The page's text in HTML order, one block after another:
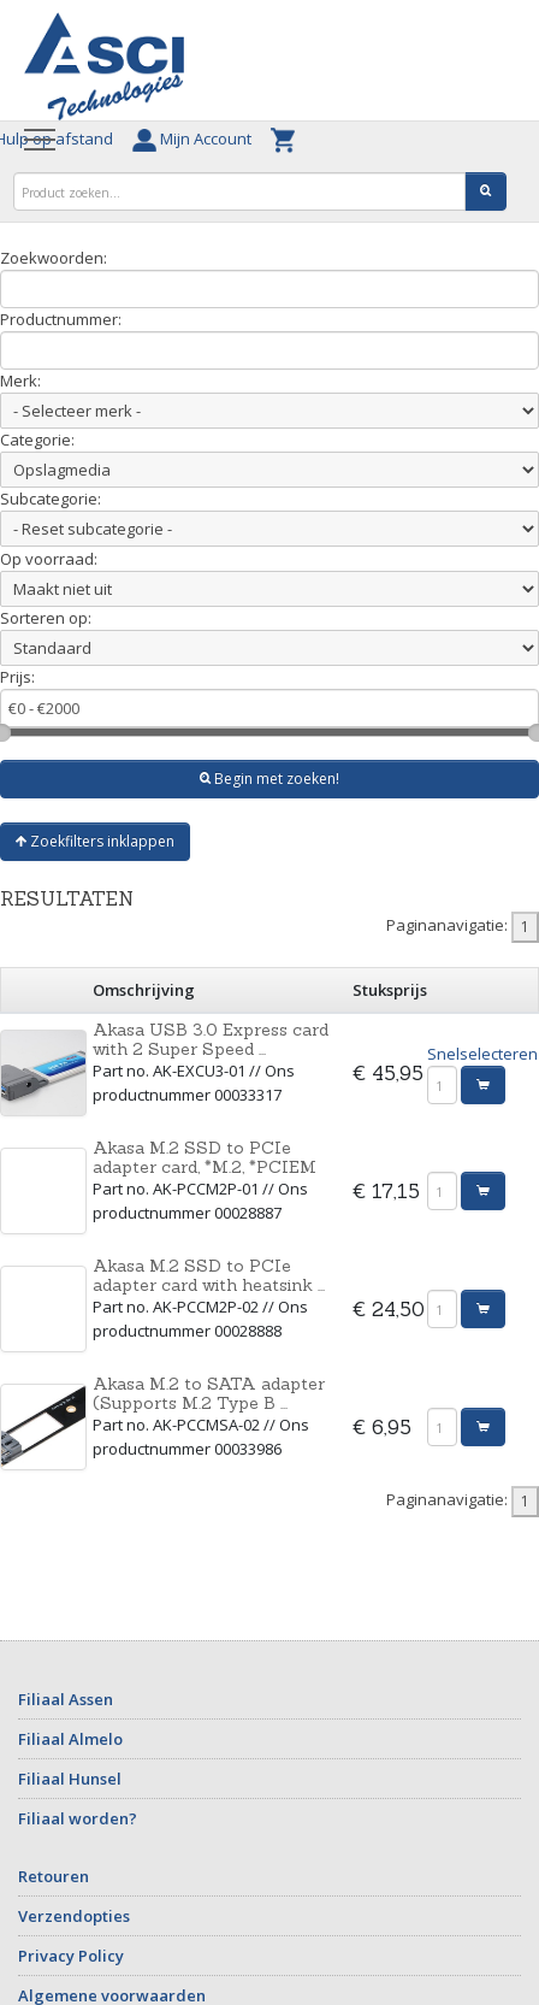
op afstand Mijn Account
Zoekwoorden:
Productnummer:
Merk:
Categorie:
Subcategorie:
Op voorraad:
Sorteren op:
Prijs:
Begin met zoeken!
Zoekfilters inklappen
RESULTATEN
Paginanavigatie:
Omschrijving
Stuksprijs
Akasa USB 3.0 Express card
with 2 Super Speed ...
Part no. AK-EXCU3-01 // Ons
productnummer 00033317
€ 45,95
Snelselecteren
Akasa M.2 SSD to PCIe
adapter card, *M.2, *PCIEM
Part no. AK-PCCM2P-01 // Ons
productnummer 00028887
€ 17,15
Akasa M.2 SSD to PCIe
adapter card with heatsink ...
Part no. AK-PCCM2P-02 // Ons
productnummer 00028888
€ 24,50
Akasa M.2 to SATA adapter
(Supports M.2 Type B ...
Part no. AK-PCCMSA-02 // Ons
productnummer 00033986
€ 6,95
Paginanavigatie:
Filiaal Assen
Filiaal Almelo
Filiaal Hunsel
Filiaal worden?
Retouren
Verzendopties
Privacy Policy
Algemene voorwaarden